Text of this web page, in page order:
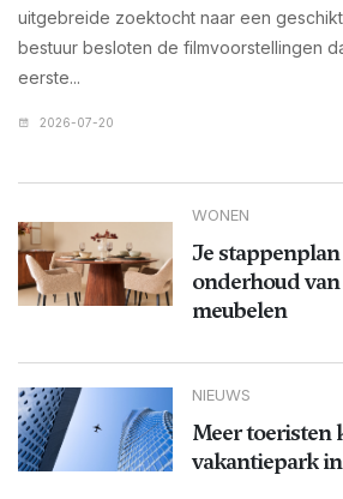
uitgebreide zoektocht naar een
bestuur besloten de filmvoorstellingen
eerste...
2026-07-20
WONEN
Je
onderhoud
meubelen
NIEUWS
Meer toeristen
vakantiepark